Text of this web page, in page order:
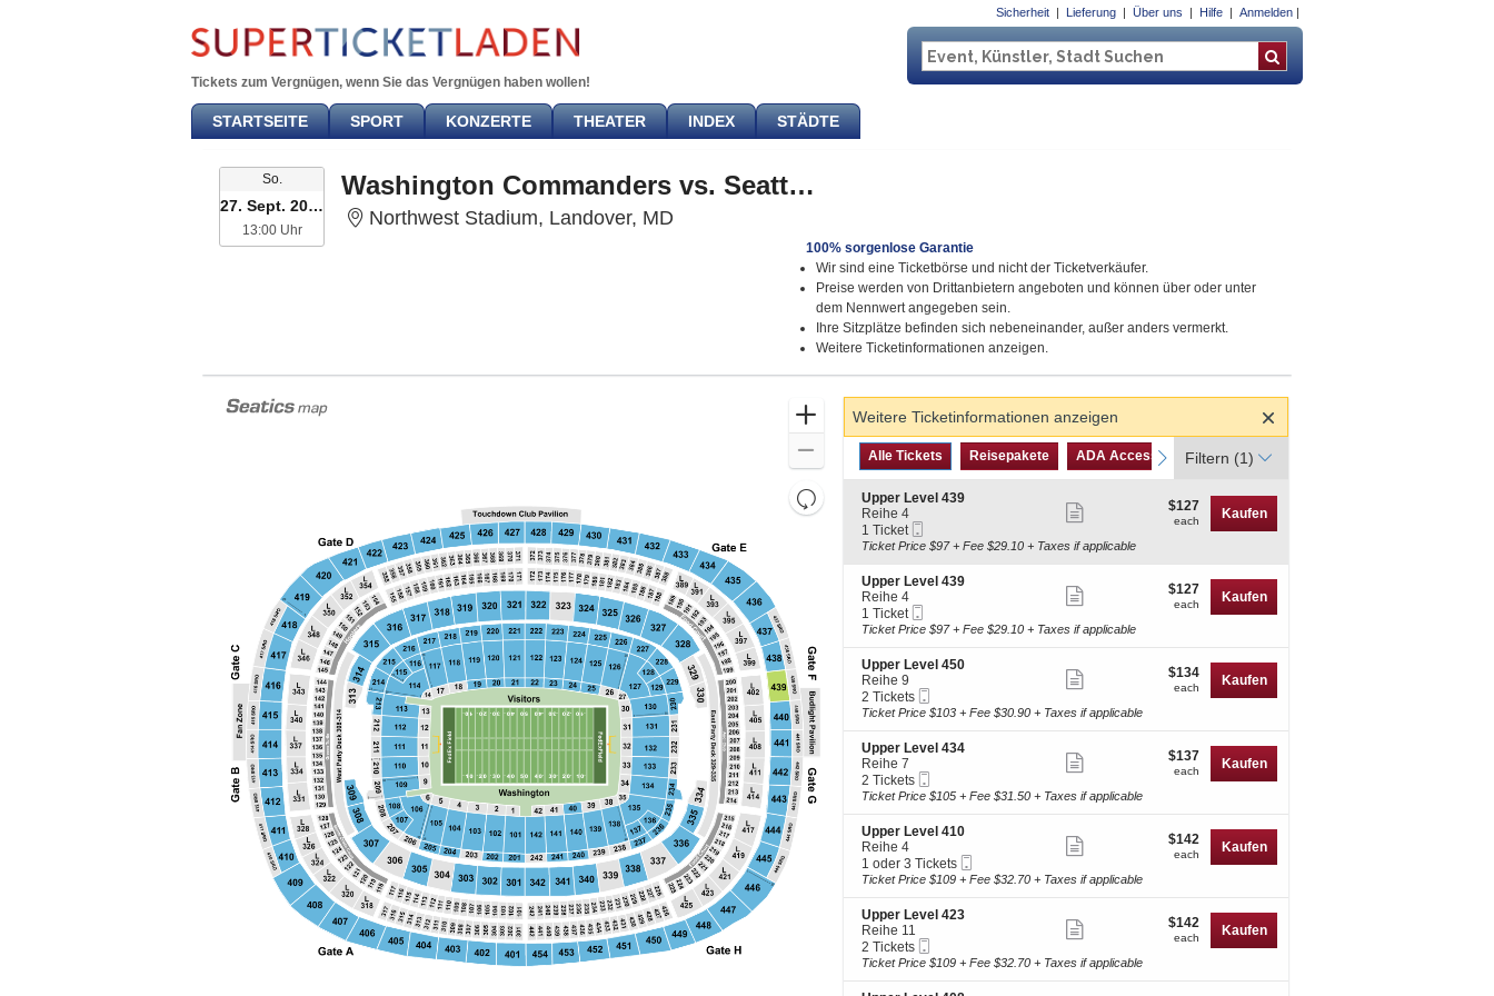
Sicherheit Lieferung Über uns Hilfe Anmelden
Tickets zum Vergnügen, wenn Sie das Vergnügen haben wollen!
STARTSEITE SPORT KONZERTE THEATER INDEX STÄDTE
So.
27. Sept. 2026
13:00 Uhr13:00 Uhr
Washington Commanders vs. Seattle Seahawks
Northwest Stadium, Landover, MD
100% sorgenlose Garantie
Wir sind eine Ticketbörse und nicht der Ticketverkäufer.
Preise werden von Drittanbietern angeboten und können über oder unter
dem Nennwert angegeben sein.
Ihre Sitzplätze befinden sich nebeneinander, außer anders vermerkt.
Weitere Ticketinformationen anzeigen.
Zoom
Zoom
Out
Resets
the
directional
of
the
seating
chart.
Saalplan
zurücksetzen
Weitere Ticketinformationen anzeigen
Art
des
Tickets
previous
Alle Tickets
Alle Tickets Reisepakete
Reisepakete ADA Accessible
ADA Accessible Parkingpass
Parkingpass
next
Filtern (1)
S
e
c
t
o
n
U
p
p
e
r
L
e
v
e
l
4
3
9
Upper Level 439
Reihe 4
1
Ticket
1 Ticket
Tickets
Ticketinformationen
anzeigen
$127
each
$127
each Kaufen
Ticket Price $97 + Fee $29.10 + Taxes if applicable
S
e
c
t
o
n
U
p
p
e
r
L
e
v
e
l
4
3
9
Upper Level 439
Reihe 4
1
Ticket
1 Ticket
Tickets
Ticketinformationen
anzeigen
$127
each
$127
each Kaufen
Ticket Price $97 + Fee $29.10 + Taxes if applicable
S
e
c
t
o
n
U
p
p
e
r
L
e
v
e
l
4
5
0
Upper Level 450
Reihe 9
2
Tickets
2 Tickets
Tickets
Ticketinformationen
anzeigen
$134
each
$134
each Kaufen
Ticket Price $103 + Fee $30.90 + Taxes if applicable
S
e
c
t
o
n
U
p
p
e
r
L
e
v
e
Upper Level 434
Reihe 7
2
Tickets
2 Tickets
Tickets
Ticketinformationen
anzeigen
$137
each
$137
each Kaufen
Ticket Price $105 + Fee $31.50 + Taxes if applicable
S
e
c
t
o
n
U
p
p
e
Upper Level 410
Reihe 4
1
oder
Tickets
available
1 oder 3 Tickets
Tickets
Ticketinformationen
anzeigen
$142
each
$142
each Kaufen
Ticket Price $109 + Fee $32.70 + Taxes if applicable
S
e
c
t
o
Upper Level 423
Reihe 11
2
Tickets
2 Tickets
Tickets
Ticketinformationen
anzeigen
$142
each
$142
each Kaufen
Ticket Price $109 + Fee $32.70 + Taxes if applicable